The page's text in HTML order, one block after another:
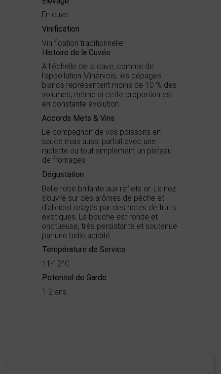
En cuve
Vinification
Vinification traditionnelle
Histoire de la Cuvée
A l’échelle de la cave, comme de
l’appellation Minervois, les cépages
blancs représentent moins de 10 % des
volumes, même si cette proportion est
en constante évolution.
Accords Mets & Vins
Le compagnon de vos poissons en
sauce mais aussi parfait avec une
raclette ou tout simplement un plateau
de fromages !
Dégustation
Belle robe brillante aux reflets or. Le nez
s’ouvre sur des arômes de pêche et
d’abricot relayés par des notes de fruits
exotiques. La bouche est ronde et
onctueuse, très persistante et soutenue
par une belle acidité
Température de Service
11-12°C
Potentiel de Garde
1-2 ans